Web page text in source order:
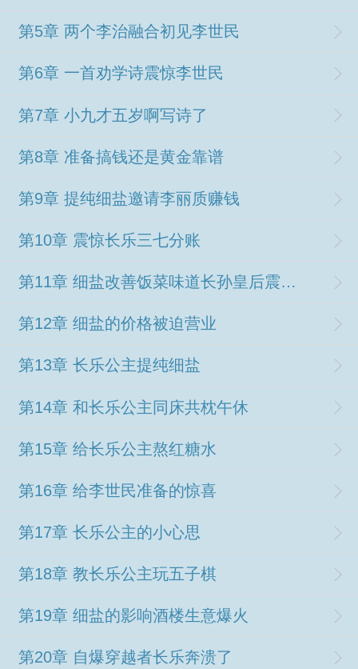
第5章 两个李治融合初见李世民
第6章 一首劝学诗震惊李世民
第7章 小九才五岁啊写诗了
第8章 准备搞钱还是黄金靠谱
第9章 提纯细盐邀请李丽质赚钱
第10章 震惊长乐三七分账
第11章 细盐改善饭菜味道长孙皇后震惊了
第12章 细盐的价格被迫营业
第13章 长乐公主提纯细盐
第14章 和长乐公主同床共枕午休
第15章 给长乐公主熬红糖水
第16章 给李世民准备的惊喜
第17章 长乐公主的小心思
第18章 教长乐公主玩五子棋
第19章 细盐的影响酒楼生意爆火
第20章 自爆穿越者长乐奔溃了